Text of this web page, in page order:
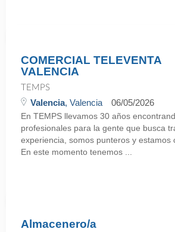
COMERCIAL TELEVENTA
VALENCIA
TEMPS
Valencia, Valencia 06/05/2026
En TEMPS llevamos 30 años
profesionales para la gente que busca
experiencia, somos punteros y estamos
En este momento tenemos ...
Almacenero/a